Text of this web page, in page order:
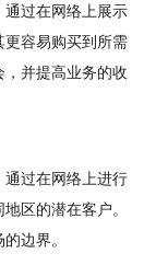
通过在网络上展示
更容易购买到所需
并提高业务的收
通过在网络上进行
区的潜在客户。
边界。